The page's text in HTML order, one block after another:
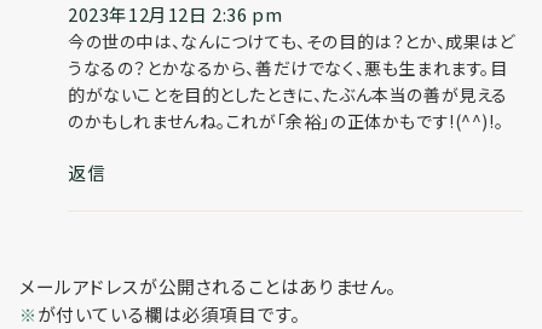
2023年12月12日 2:36 pm
今の世の中は、なんにつけても、その目的は？とか、成果はど
うなるの？とかなるから、善だけでなく、悪も生まれます。目
的がないことを目的としたときに、たぶん本当の善が見える
のかもしれませんね。これが「余裕」の正体かもです!(^^)!。
返信
メールアドレスが公開されることはありません。
※ が付いている欄は必須項目です。